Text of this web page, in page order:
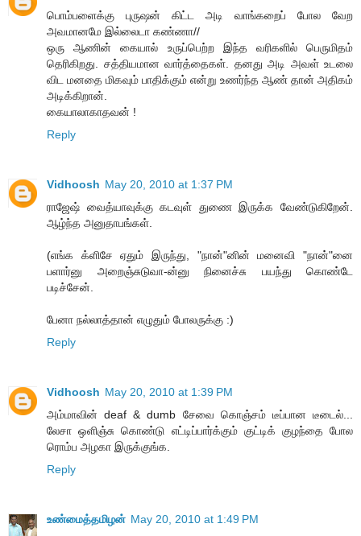
பொம்பளைக்கு புருஷன் கிட்ட அடி வாங்கறைப் போல வேற
அவமானமே இல்லைடா கண்ணா//
ஒரு ஆணின் கையால் உருப்பெற்ற இந்த வரிகளில் பெருமிதம்
தெரிகிறது. சத்தியமான வார்த்தைகள். தனது அடி அவள் உடலை
விட மனதை மிகவும் பாதிக்கும் என்று உணர்ந்த ஆண் தான் அதிகம்
அடிக்கிறான்.
கையாலாகாதவன் !
Reply
Vidhoosh May 20, 2010 at 1:37 PM
ராஜேஷ் வைத்யாவுக்கு கடவுள் துணை இருக்க வேண்டுகிறேன்.
ஆழ்ந்த அனுதாபங்கள்.
(எங்க க்ளிசே ஏதும் இருந்து, "நான்"னின் மனைவி "நான்"னை
பளார்னு அறைஞ்சுடுவா-ன்னு நினைச்சு பயந்து கொண்டே
படிச்சேன்.
பேனா நல்லாத்தான் எழுதும் போலருக்கு :)
Reply
Vidhoosh May 20, 2010 at 1:39 PM
அம்மாவின் deaf & dumb சேவை கொஞ்சம் டீப்பான டீடைல்...
லேசா ஒளிஞ்சு கொண்டு எட்டிப்பார்க்கும் குட்டிக் குழந்தை போல
ரொம்ப அழகா இருக்குங்க.
Reply
உண்மைத்தமிழன் May 20, 2010 at 1:49 PM